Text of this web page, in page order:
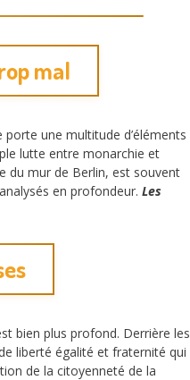
mal
une multitude d’éléments
lutte entre monarchie et
du mur de Berlin, est souvent
en profondeur. Les
bien plus profond. Derrière les
liberté égalité et fraternité qui
de la citoyenneté de la